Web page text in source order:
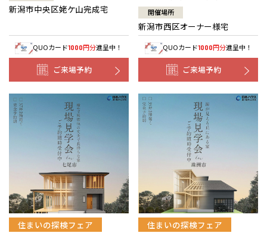
新潟市中央区姥ケ山完成宅
QUOカード1000円分進呈中！
ご来場予約
開催場所
新潟市西区オーナー様宅
QUOカード1000円分進呈中！
ご来場予約
住まいの探検フェア 住まいの探検フェア